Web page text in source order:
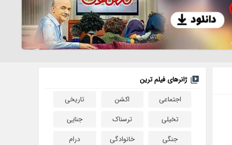
ژانرهای فیلم ترین
اجتماعی
اکشن
تاریخی
تخیلی
ترسناک
جنایی
جنگی
خانوادگی
درام